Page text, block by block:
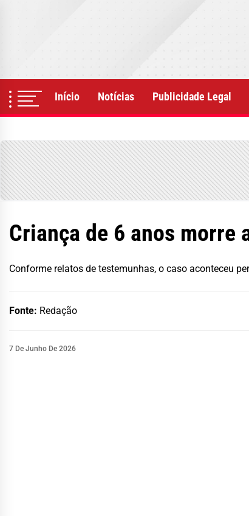
Início Notícias Publicidade Legal
Criança de 6 anos
Conforme relatos de testemunhas, o caso aconteceu
Fonte: Redação
7 De Junho De 2026